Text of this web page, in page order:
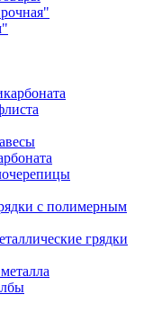
с полимерным
грядки